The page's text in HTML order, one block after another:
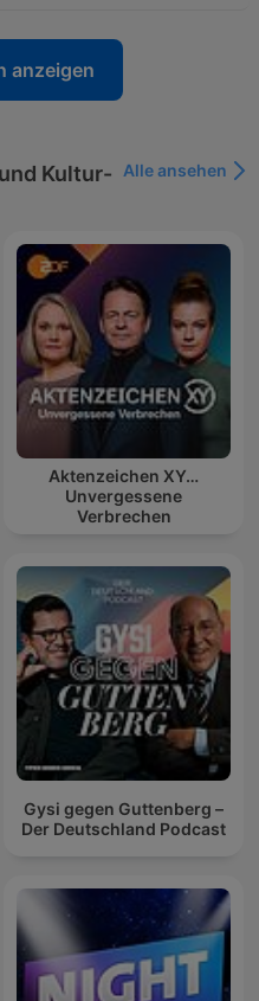
anzeigen
Kultur-
Alle ansehen
Aktenzeichen XY…
Unvergessene
Verbrechen
Gysi gegen Guttenberg –
Der Deutschland Podcast